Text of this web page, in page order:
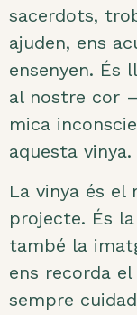
sacerdots,
ajuden, ens
ensenyen. És
al nostre cor
mica
aquesta vinya.
La vinya és el
projecte. És
també la
ens recorda
sempre